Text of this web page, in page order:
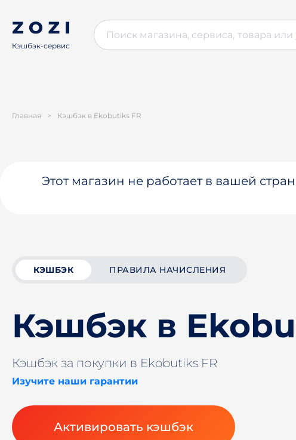
Кэшбэк-сервис
Главная > Кэшбэк в Ekobutiks FR
Этот магазин не работает в вашей
КЭШБЭК ПРАВИЛА НАЧИСЛЕНИЯ
Кэшбэк в
Кэшбэк за покупки в Ekobutiks FR
Изучите наши гарантии
Активировать кэшбэк